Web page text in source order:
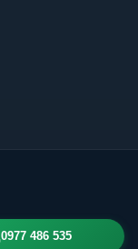
0977 486 535